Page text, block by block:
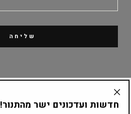
שליחה
קטלוג מוצרים
חדשות ועדכונים ישר מהתנור!
"Translation